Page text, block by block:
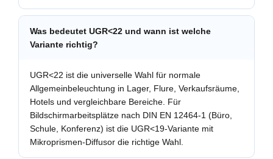
Was bedeutet UGR<22 und wann ist welche
Variante richtig?
UGR<22 ist die universelle Wahl für normale
Allgemeinbeleuchtung in Lager, Flure, Verkaufsräume,
Hotels und vergleichbare Bereiche. Für
Bildschirmarbeitsplätze nach DIN EN 12464-1 (Büro,
Schule, Konferenz) ist die UGR<19-Variante mit
Mikroprismen-Diffusor die richtige Wahl.